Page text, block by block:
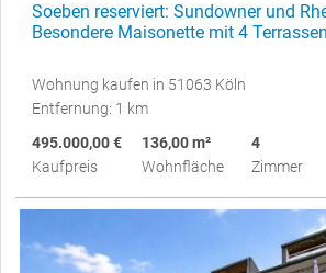
Soeben reserviert: Sundowner und
Besondere Maisonette mit 4
Wohnung kaufen in 51063 Köln
Entfernung: 1 km
495.000,00 €
Kaufpreis
136,00 m²
Wohnfläche
4
Zimmer